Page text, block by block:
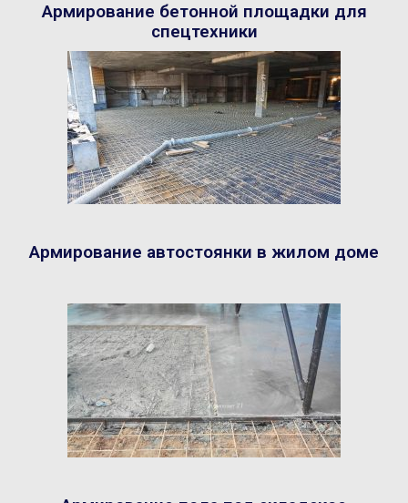
Армирование бетонной площадки для
спецтехники
Армирование автостоянки в жилом доме